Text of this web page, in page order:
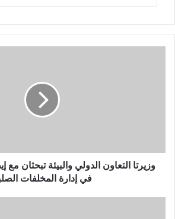
وزيرتا التعاون الدولي والبيئة تبحثان مع
في إدارة المخلفات